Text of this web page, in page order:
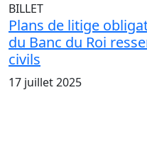
BILLET
Plans de litige
du Banc du Roi
civils
17 juillet 2025